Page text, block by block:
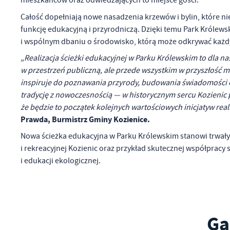
Całość dopełniają nowe nasadzenia krzewów i bylin, które
funkcję edukacyjną i przyrodniczą. Dzięki temu Park
i wspólnym dbaniu o środowisko, którą może odkrywać
„Realizacja ścieżki edukacyjnej w Parku Królewskim to dla
w przestrzeń publiczną, ale przede wszystkim w przyszłość
inspiruje do poznawania przyrody, budowania świadomości
tradycję z nowoczesnością — w historycznym sercu
że będzie to początek kolejnych wartościowych inicjatyw
Prawda, Burmistrz Gminy Kozienice.
Nowa ścieżka edukacyjna w Parku Królewskim stanowi
i rekreacyjnej Kozienic oraz przykład skutecznej
i edukacji ekologicznej.